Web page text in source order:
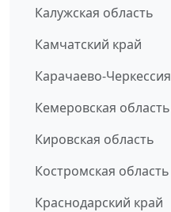
Калужская область
Камчатский край
Карачаево-Черкессия
Кемеровская область
Кировская область
Костромская область
Краснодарский край